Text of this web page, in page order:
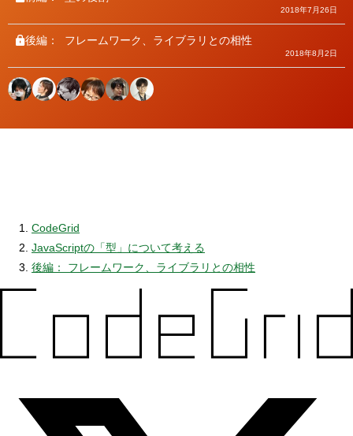
2018年7月26日
後編： フレームワーク、ライブラリとの相性
2018年8月2日
CodeGrid
JavaScriptの「型」について考える
後編： フレームワーク、ライブラリとの相性